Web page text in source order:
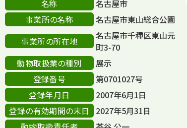
名称
名古屋市
事業所の名称
名古屋市東山総合公園
事業所の所在地
名古屋市千種区東山元
町3-70
動物取扱業の種別
展示
登録番号
第0701027号
登録年月日
2007年6月1日
登録の有効期間の末日
2027年5月31日